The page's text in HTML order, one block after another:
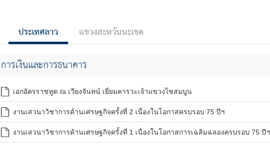
ประเทศลาว แขวงสะหวันนะเขต
การเงินและการธนาคาร
เอกอัครราชทูต ณ เวียงจันทน์ เยี่ยมคารวะเจ้าแขวงไซสมบูน
งานเสวนาวิชาการด้านเศรษฐกิจครั้งที่ 2 เนื่องในโอกาสครบรอบ 75 ปีฯ
งานเสวนาวิชาการด้านเศรษฐกิจครั้งที่ 1 เนื่องในโอกาสการเฉลิมฉลองครบรอบ 75 ปีฯ